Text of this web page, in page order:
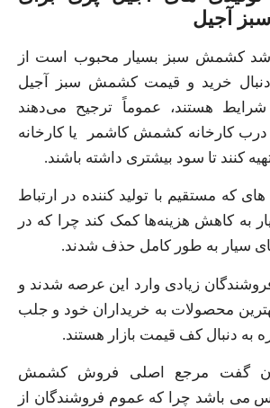
آجیل
شد کشمش سبز بسیار محبوب است از
دنبال خرید و قیمت کشمش سبز آجیل
شرایط هستند، عموماً ترجیح می‌دهند
کارخانه کشمش کاشمر یا کارخانه
کنند تا سود بیشتری داشته باشند.
که مستقیم با تولید کننده در ارتباط
به کاهش هزینه‌ها کمک کند چرا که در
سیار به طور کامل حذف شدند.
زیادی وارد این عرصه شدند و
محصولات به خریداران خود و جلب
به دنبال کف قیمت بازار هستند.
گفت مرجع اصلی فروش کشمش
می‌ باشد چرا که عموم فروشندگان از